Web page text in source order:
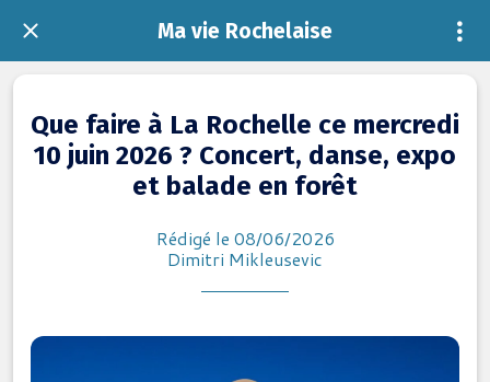
Ma vie Rochelaise
Que faire à La Rochelle ce mercredi
10 juin 2026 ? Concert, danse, expo
et balade en forêt
Rédigé le 08/06/2026
Dimitri Mikleusevic